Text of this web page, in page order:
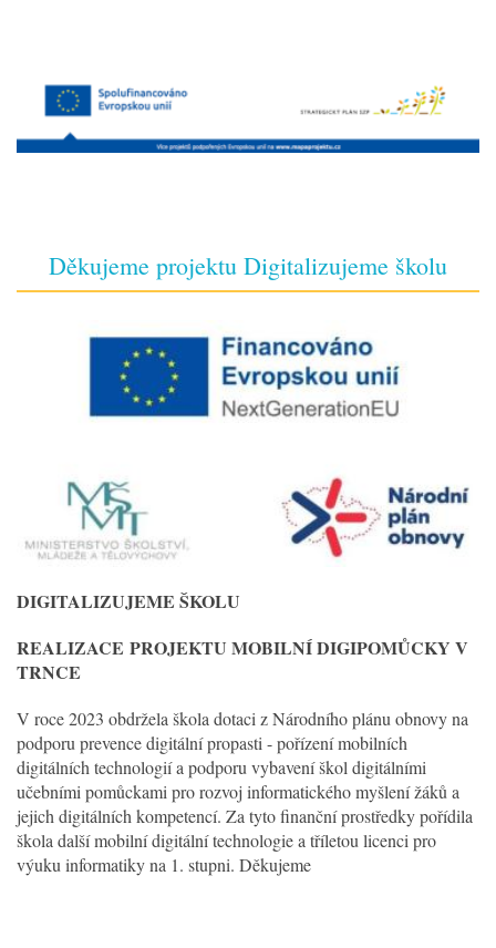
Děkujeme projektu Digitalizujeme školu
DIGITALIZUJEME ŠKOLU
REALIZACE PROJEKTU MOBILNÍ DIGIPOMŮCKY V
TRNCE
V roce 2023 obdržela škola dotaci z Národního plánu obnovy na
podporu prevence digitální propasti - pořízení mobilních
digitálních technologií a podporu vybavení škol digitálními
učebními pomůckami pro rozvoj informatického myšlení žáků a
jejich digitálních kompetencí. Za tyto finanční prostředky pořídila
škola další mobilní digitální technologie a tříletou licenci pro
výuku informatiky na 1. stupni. Děkujeme